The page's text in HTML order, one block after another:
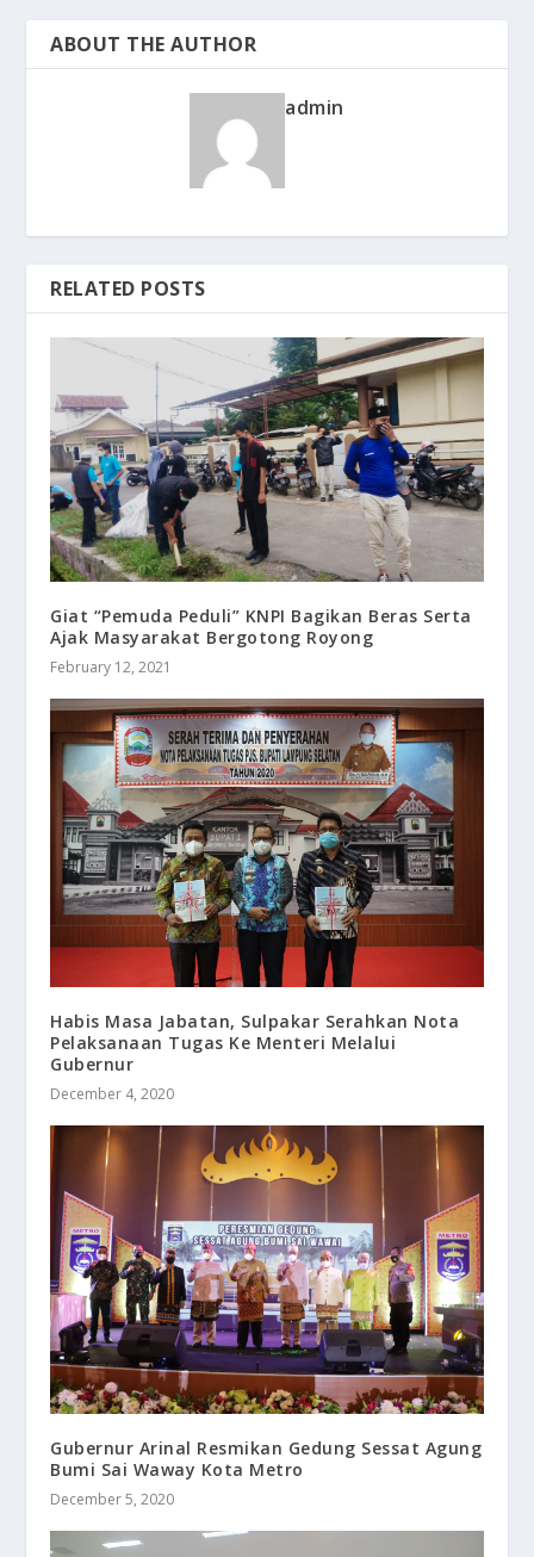
ABOUT THE AUTHOR
admin
RELATED POSTS
Giat “Pemuda Peduli” KNPI Bagikan Beras Serta
Ajak Masyarakat Bergotong Royong
February 12, 2021
Habis Masa Jabatan, Sulpakar Serahkan Nota
Pelaksanaan Tugas Ke Menteri Melalui
Gubernur
December 4, 2020
Gubernur Arinal Resmikan Gedung Sessat Agung
Bumi Sai Waway Kota Metro
December 5, 2020